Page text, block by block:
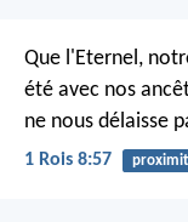
Que l'Eternel,
été avec nos
ne nous délaisse
1 Rois 8:57